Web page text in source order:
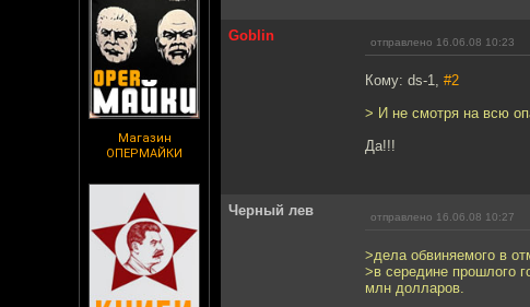
Магазин
ОПЕРМАЙКИ
Goblin отправлено 16.06.08 10:23
Кому: ds-1, #2
> И не смотря на всю
Да!!!
Черный лев отправлено 16.06.08 10:27
>дела обвиняемого в
>в середине прошлого
млн долларов.